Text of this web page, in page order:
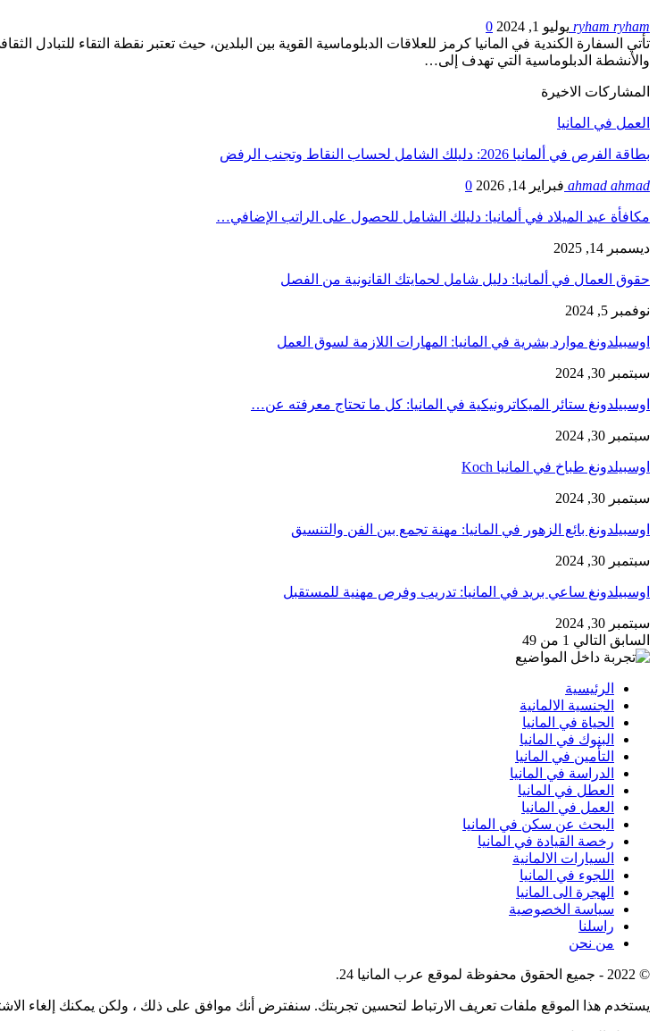
ryham ryham يوليو 1, 2024
0
تأتي السفارة الكندية في المانيا كرمز للعلاقات الدبلوماسية القوية بين البلدين، حيث تعتبر نقطة التقاء للتبادل
والأنشطة الدبلوماسية التي تهدف إلى…
المشاركات الاخيرة
العمل في المانيا
بطاقة الفرص في ألمانيا 2026: دليلك الشامل لحساب النقاط وتجنب الرفض
ahmad ahmad فبراير 14, 2026 0
مكافأة عيد الميلاد في ألمانيا: دليلك الشامل للحصول على الراتب الإضافي…
ديسمبر 14, 2025
حقوق العمال في ألمانيا: دليل شامل لحمايتك القانونية من الفصل
نوفمبر 5, 2024
اوسبيلدونغ موارد بشرية في المانيا: المهارات اللازمة لسوق العمل
سبتمبر 30, 2024
اوسبيلدونغ ستائر الميكاترونيكية في المانيا: كل ما تحتاج معرفته عن…
سبتمبر 30, 2024
اوسبيلدونغ طباخ في المانيا Koch
سبتمبر 30, 2024
اوسبيلدونغ بائع الزهور في المانيا: مهنة تجمع بين الفن والتنسيق
سبتمبر 30, 2024
اوسبيلدونغ ساعي بريد في المانيا: تدريب وفرص مهنية للمستقبل
سبتمبر 30, 2024
السابق التالي 1 من 49
الرئيسية
الجنسية الالمانية
الحياة في المانيا
البنوك في المانيا
التأمين في المانيا
الدراسة في المانيا
العطل في المانيا
العمل في المانيا
البحث عن سكن في المانيا
رخصة القيادة في المانيا
السيارات الالمانية
اللجوء في المانيا
الهجرة الى المانيا
سياسة الخصوصية
راسلنا
من نحن
© 2022 - جميع الحقوق محفوظة لموقع عرب المانيا 24.
يستخدم هذا الموقع ملفات تعريف الارتباط لتحسين تجربتك. سنفترض أنك موافق على ذلك ، ولكن يمكنك إلغاء